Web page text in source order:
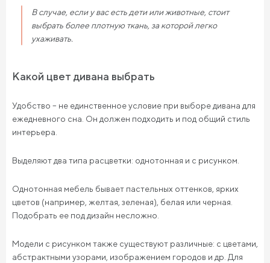
В случае, если у вас есть дети или животные, стоит
выбрать более плотную ткань, за которой легко
ухаживать.
Какой цвет дивана выбрать
Удобство – не единственное условие при выборе дивана для
ежедневного сна. Он должен подходить и под общий стиль
интерьера.
Выделяют два типа расцветки: однотонная и с рисунком.
Однотонная мебель бывает пастельных оттенков, ярких
цветов (например, желтая, зеленая), белая или черная.
Подобрать ее под дизайн несложно.
Модели с рисунком также существуют различные: с цветами,
абстрактными узорами, изображением городов и др. Для